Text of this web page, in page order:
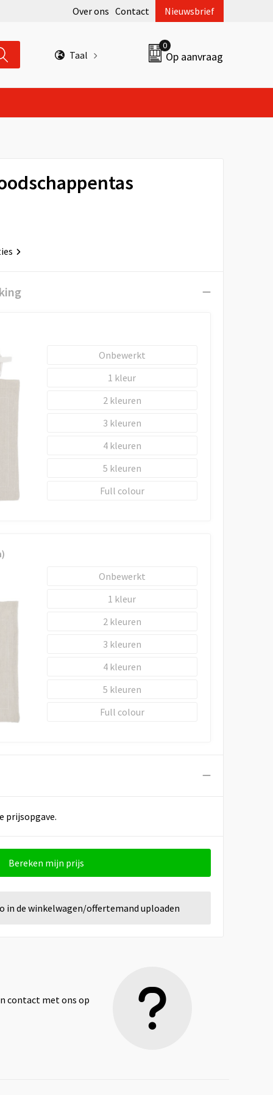
Over ons Contact Nieuwsbrief
Taal
0
Op aanvraag
Onbewerkt
1
2
3
4
5
Full colour
Onbewerkt
1
2
3
4
5
Full colour
prijsopgave.
Bereken mijn prijs
in de winkelwagen/offertemand uploaden
contact met ons op